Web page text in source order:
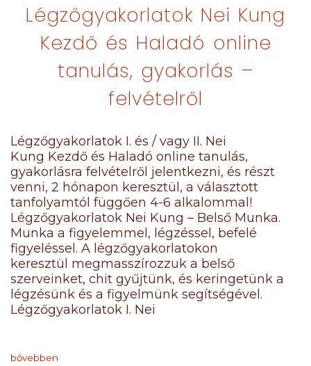
Légzőgyakorlatok Nei Kung
Kezdő és Haladó online
tanulás, gyakorlás –
felvételről
Légzőgyakorlatok I. és / vagy II. Nei
Kung Kezdő és Haladó online tanulás,
gyakorlásra felvételről jelentkezni, és részt
venni, 2 hónapon keresztül, a választott
tanfolyamtól függően 4-6 alkalommal!
Légzőgyakorlatok Nei Kung – Belső Munka.
Munka a figyelemmel, légzéssel, befelé
figyeléssel. A légzőgyakorlatokon
keresztül megmasszírozzuk a belső
szerveinket, chit gyűjtünk, és keringetünk a
légzésünk és a figyelmünk segítségével.
Légzőgyakorlatok I. Nei
bővebben